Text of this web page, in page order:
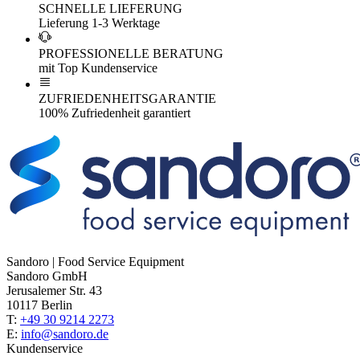
SCHNELLE LIEFERUNG
Lieferung 1-3 Werktage
PROFESSIONELLE BERATUNG
mit Top Kundenservice
ZUFRIEDENHEITSGARANTIE
100% Zufriedenheit garantiert
Sandoro | Food Service Equipment
Sandoro GmbH
Jerusalemer Str. 43
10117 Berlin
T: +49 30 9214 2273
E: info@sandoro.de
Kundenservice